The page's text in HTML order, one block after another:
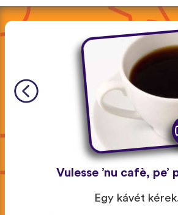
Vulesse ’nu cafè, pe’
Egy kávét